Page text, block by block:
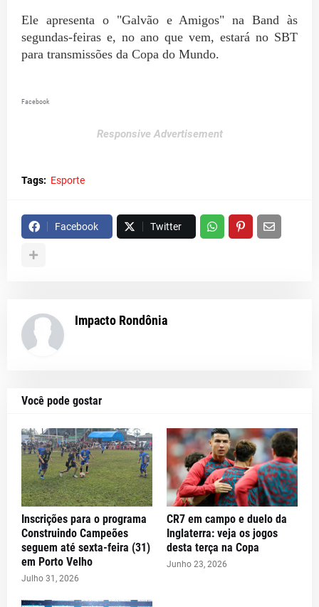
Ele apresenta o "Galvão e Amigos" na Band às
segundas-feiras e, no ano que vem, estará no SBT
para transmissões da Copa do Mundo.
Facebook
Responsive Advertisement
Tags: Esporte
Facebook Twitter
Impacto Rondônia
Você pode gostar
Inscrições para o programa
Construindo Campeões
seguem até sexta-feira (31)
em Porto Velho
Julho 31, 2026
CR7 em campo e duelo da
Inglaterra: veja os jogos
desta terça na Copa
Junho 23, 2026